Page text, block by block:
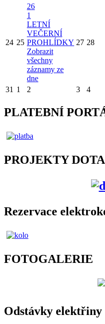
24 25
26
1
LETNÍ
VEČERNÍ
PROHLÍDKY
Zobrazit
všechny
záznamy ze
dne
27 28
31 1 2 3 4
PLATEBNÍ
PROJEKTY
Rezervace
FOTOGALERIE
Odstávky elektřiny